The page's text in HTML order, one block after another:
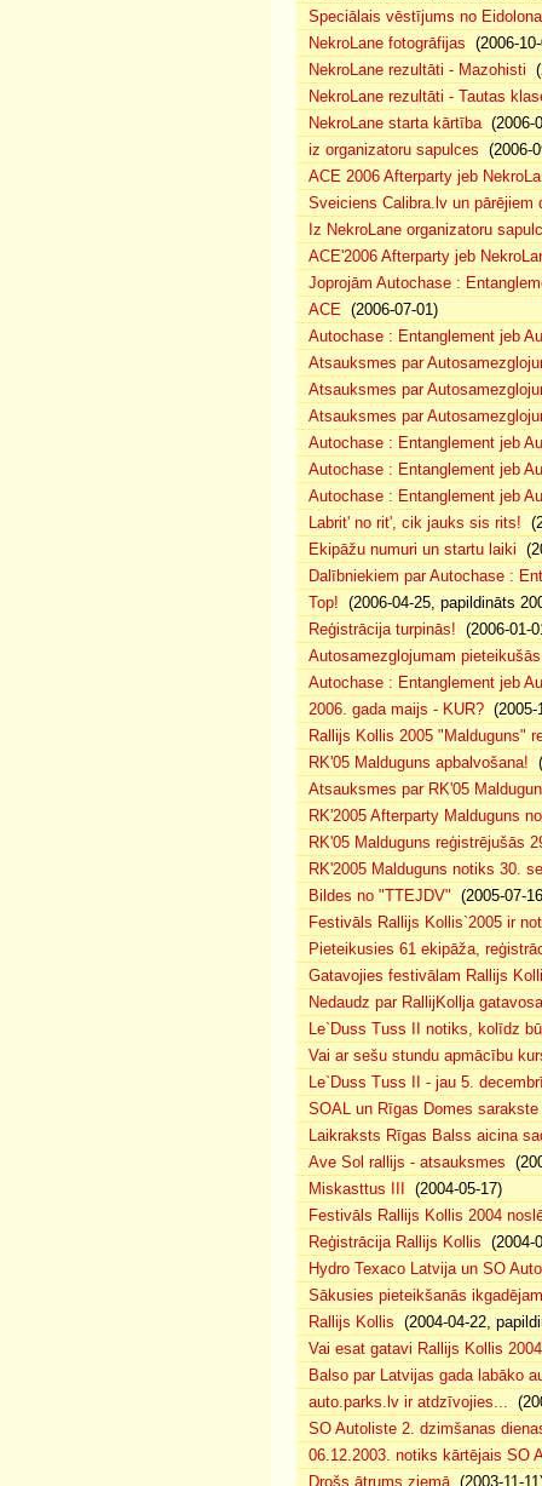
Speciālais vēstījums no Eidolona
NekroLane fotogrāfijas (2006-
NekroLane rezultāti - Mazohisti
NekroLane rezultāti - Tautas
NekroLane starta kārtība(2006-
iz organizatoru sapulces (2006-
ACE 2006 Afterparty jeb
Sveiciens Calibra.lv un pārējiem
Iz NekroLane organizatoru
ACE'2006 Afterparty jeb
Joprojām Autochase :
ACE (2006-07-01)
Autochase : Entanglement jeb
Atsauksmes par
Atsauksmes par
Atsauksmes par
Autochase : Entanglement jeb
Autochase : Entanglement jeb
Autochase : Entanglement jeb
Labrit' no rit', cik jauks sis rits!
Ekipāžu numuri un startu laiki
Dalībniekiem par Autochase :
Top! (2006-04-25, papildināts
Reģistrācija turpinās! (2006-01-
Autosamezglojumam
Autochase : Entanglement jeb
2006. gada maijs - KUR? (2005-
Rallijs Kollis 2005 "Malduguns"
RK'05 Malduguns apbalvošana!
Atsauksmes par RK'05
RK'2005 Afterparty Malduguns
RK'05 Malduguns reģistrējušās
RK'2005 Malduguns notiks 30.
Bildes no "TTEJDV" (2005-07-
Festivāls Rallijs Kollis`2005 ir
Pieteikusies 61 ekipāža,
Gatavojies festivālam Rallijs
Nedaudz par RallijKollja
Le`Duss Tuss II notiks, kolīdz
Vai ar sešu stundu apmācību
Le`Duss Tuss II - jau 5.
SOAL un Rīgas Domes
Laikraksts Rīgas Balss aicina
Ave Sol rallijs - atsauksmes
Miskasttus III
(2004-05-17)
Festivāls Rallijs Kollis 2004
Reģistrācija Rallijs Kollis (2004-
Hydro Texaco Latvija un SO
Sākusies pieteikšanās
Rallijs Kollis (2004-04-22,
Vai esat gatavi Rallijs Kollis
Balso par Latvijas gada labāko
auto.parks.lv ir atdzīvojies...
SO Autoliste 2. dzimšanas
06.12.2003. notiks kārtējais SO
Drošs ātrums ziemā (2003-11-